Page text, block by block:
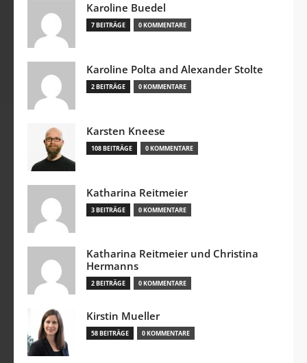
Karoline Buedel
7 BEITRÄGE 0 KOMMENTARE
Karoline Polta and Alexander Stolte
2 BEITRÄGE 0 KOMMENTARE
Karsten Kneese
108 BEITRÄGE 0 KOMMENTARE
Katharina Reitmeier
3 BEITRÄGE 0 KOMMENTARE
Katharina Reitmeier und Christina
Hermanns
2 BEITRÄGE 0 KOMMENTARE
Kirstin Mueller
58 BEITRÄGE 0 KOMMENTARE